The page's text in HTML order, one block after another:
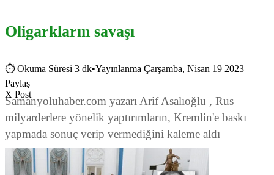
Oligarkların savaşı
⏱ Okuma Süresi 3 dk•Yayınlanma Çarşamba, Nisan 19 2023
Paylaş
X Post
Samanyoluhaber.com yazarı Arif Asalıoğlu , Rus
milyarderlere yönelik yaptırımların, Kremlin'e baskı
yapmada sonuç verip vermediğini kaleme aldı